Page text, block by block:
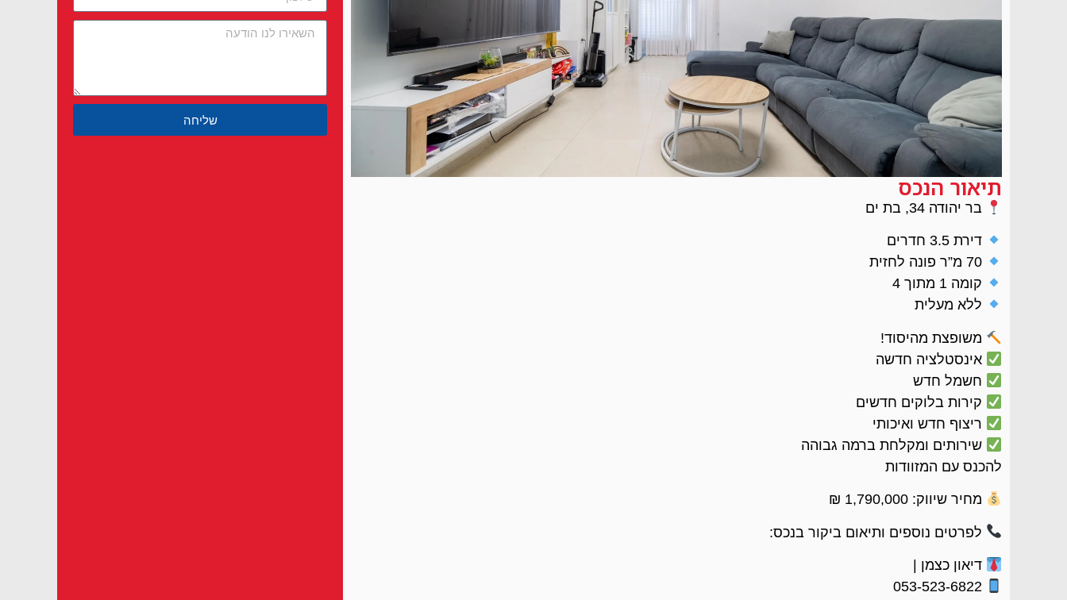
תיאור הנכס
בר יהודה 34, בת ים
דירת 3.5 חדרים
70 מ”ר פונה לחזית
קומה 1 מתוך 4
ללא מעלית
משופצת מהיסוד!
אינסטלציה חדשה
חשמל חדש
קירות בלוקים חדשים
ריצוף חדש ואיכותי
שירותים ומקלחת ברמה גבוהה
להכנס עם המזוודות
מחיר שיווק: 1,790,000 ₪
לפרטים נוספים ותיאום ביקור בנכס:
דיאון כצמן |
053-523-6822
שליחה